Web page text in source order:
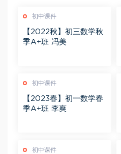
初中课件
【2022秋】初三数学秋
季A+班 冯美
初中课件
【2023春】初一数学春
季A+班 李爽
初中课件